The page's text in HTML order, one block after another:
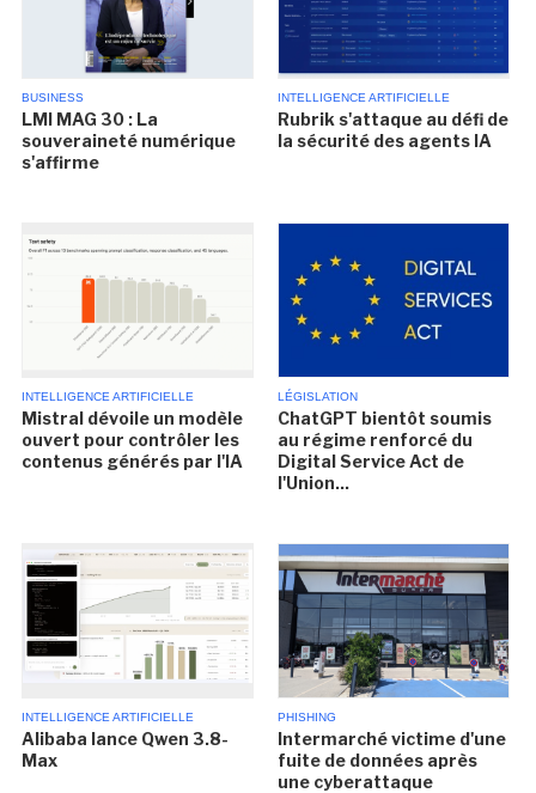
BUSINESS
LMI MAG 30 : La
souveraineté numérique
s'affirme
INTELLIGENCE ARTIFICIELLE
Rubrik s'attaque au défi de
la sécurité des agents IA
INTELLIGENCE ARTIFICIELLE
Mistral dévoile un modèle
ouvert pour contrôler les
contenus générés par l'IA
LÉGISLATION
ChatGPT bientôt soumis
au régime renforcé du
Digital Service Act de
l'Union...
INTELLIGENCE ARTIFICIELLE
Alibaba lance Qwen 3.8-
Max
PHISHING
Intermarché victime d'une
fuite de données après
une cyberattaque